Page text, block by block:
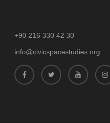
+90 216 330 42 30
info@civicspacestudies.org